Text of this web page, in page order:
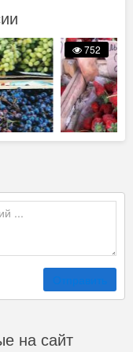
752
Отправить
на сайт